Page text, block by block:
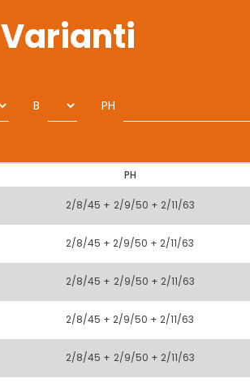
Varianti
B PH
PH
2/8/45 + 2/9/50 + 2/11/63
2/8/45 + 2/9/50 + 2/11/63
2/8/45 + 2/9/50 + 2/11/63
2/8/45 + 2/9/50 + 2/11/63
2/8/45 + 2/9/50 + 2/11/63